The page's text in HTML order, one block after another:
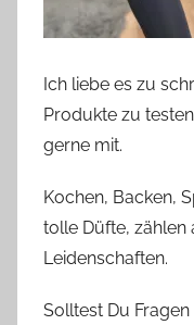
Ich liebe es zu
Produkte zu
gerne mit.
Kochen, Backen,
tolle Düfte, zählen
Leidenschaften.
Solltest Du